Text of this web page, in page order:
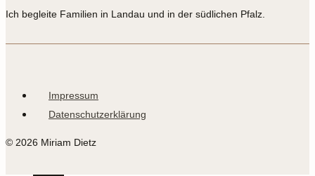
Ich begleite Familien in Landau und in der südlichen Pfalz.
Impressum
Datenschutzerklärung
© 2026 Miriam Dietz